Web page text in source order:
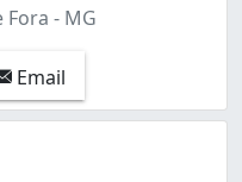
- MG
Email